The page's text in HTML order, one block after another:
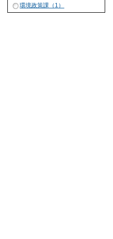
環境政策課（1）